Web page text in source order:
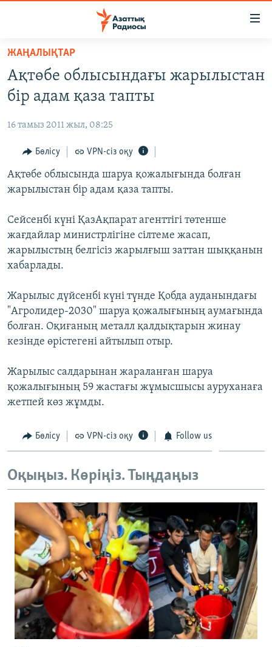
Skip
main
content
to
Navigation
Skip
to
ЖАҢАЛЫҚТАР
САЯСАТ
AZATTYQTV
ҚАҢТАР ОҚИҒАСЫ
АДАМ ҚҰҚЫҚТАРЫ
ӘЛЕУМЕТ
ӘЛЕМ
АРНАЙЫ ЖОБАЛАР
Русский
Басқа тілдерде
ЖАҢАЛЫҚТАР
Ақтөбе облысындағы жарылыстан
бір адам қаза тапты
16 тамыз 2011 жыл, 08:25
Бөлісу VPN-сіз оқу
Ақтөбе облысында шаруа қожалығында болған
жарылыстан бір адам қаза тапты.
Сейсенбі күні ҚазАқпарат агенттігі төтенше
жағдайлар министрлігіне сілтеме жасап,
жарылыстың белгісіз жарылғыш заттан шыққанын
хабарлады.
Жарылыс дүйсенбі күні түнде Қобда ауданындағы
"Агролидер-2030" шаруа қожалығының аумағында
болған. Оқиғаның металл қалдықтарын жинау
кезінде өрістегені айтылып отыр.
Жарылыс салдарынан жараланған шаруа
қожалығының 59 жастағы жұмысшысы ауруханаға
жетпей көз жұмды.
Бөлісу VPN-сіз оқу Follow us
Оқыңыз. Көріңіз. Тыңдаңыз